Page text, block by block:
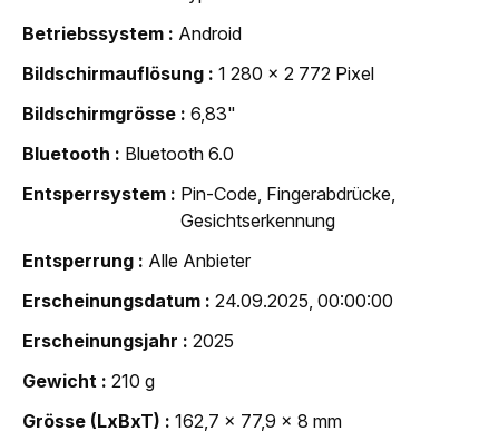
Betriebssystem
Android
Bildschirmauflösung
1 280 x 2 772 Pixel
Bildschirmgrösse
6,83"
Bluetooth
Bluetooth 6.0
Entsperrsystem
Pin-Code, Fingerabdrücke,
Gesichtserkennung
Entsperrung
Alle Anbieter
Erscheinungsdatum
24.09.2025, 00:00:00
Erscheinungsjahr
2025
Gewicht
210 g
Grösse (LxBxT)
162,7 x 77,9 x 8 mm